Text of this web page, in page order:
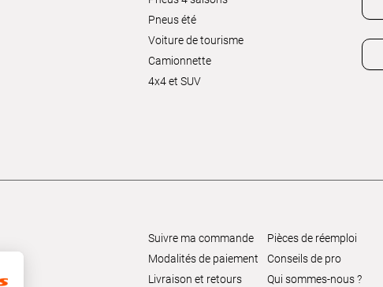
Pneus été
Voiture de tourisme
Camionnette
4x4 et SUV
Suivre ma commande
Modalités de paiement
Livraison et retours
Pièces de réemploi
Conseils de pro
Qui sommes-nous ?